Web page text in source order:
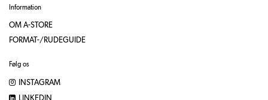
Information
OM A-STORE
FORMAT-/RUDEGUIDE
Følg os
INSTAGRAM